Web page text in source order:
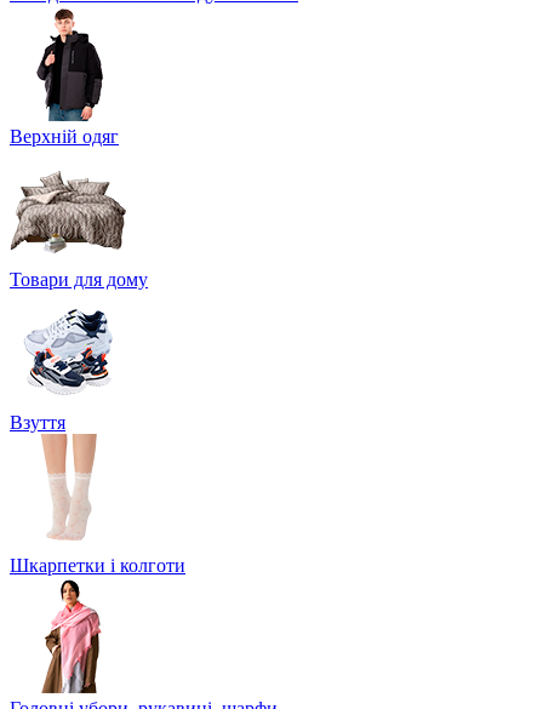
Верхній одяг
Товари для дому
Взуття
Шкарпетки і колготи